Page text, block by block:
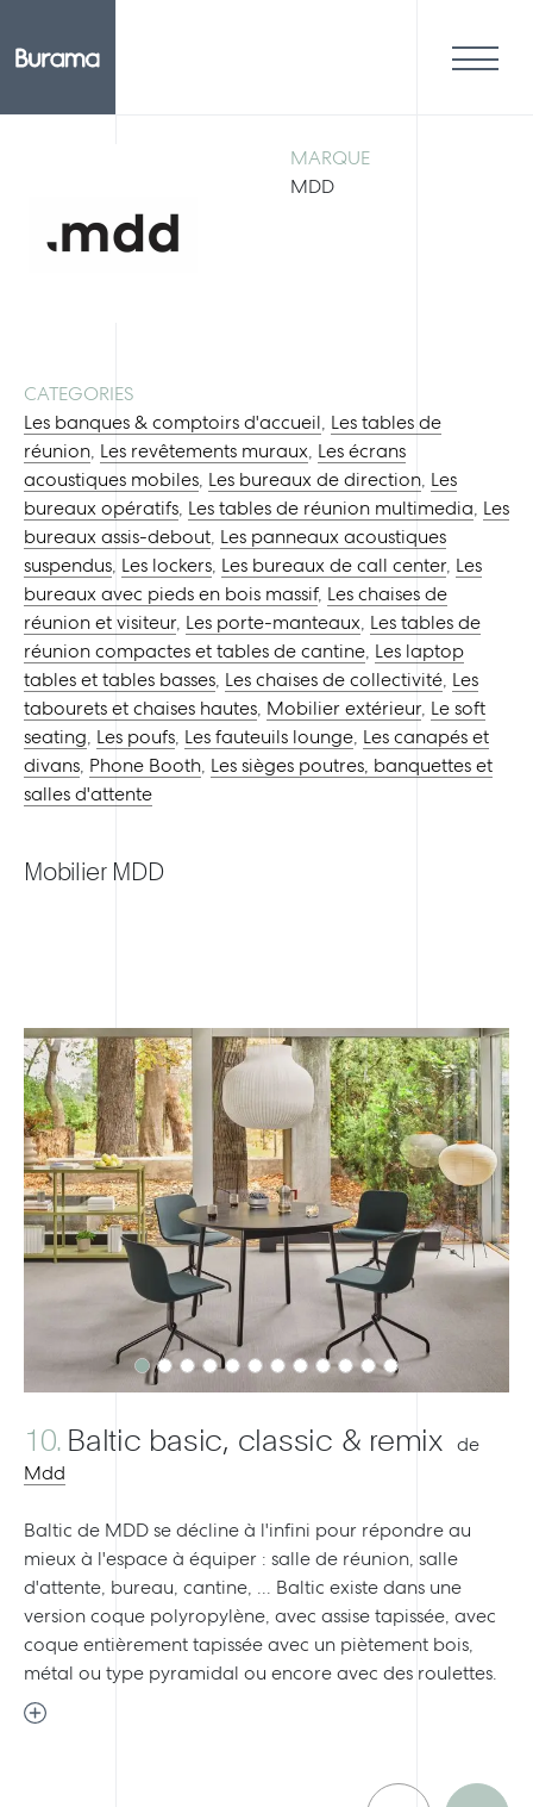
MARQUE
MDD
CATEGORIES
Les banques & comptoirs d'accueil, Les tables de
réunion, Les revêtements muraux, Les écrans
acoustiques mobiles, Les bureaux de direction, Les
bureaux opératifs, Les tables de réunion multimedia, Les
bureaux assis-debout, Les panneaux acoustiques
suspendus, Les lockers, Les bureaux de call center, Les
bureaux avec pieds en bois massif, Les chaises de
réunion et visiteur, Les porte-manteaux, Les tables de
réunion compactes et tables de cantine, Les laptop
tables et tables basses, Les chaises de collectivité, Les
tabourets et chaises hautes, Mobilier extérieur, Le soft
seating, Les poufs, Les fauteuils lounge, Les canapés et
divans, Phone Booth, Les sièges poutres, banquettes et
salles d'attente
Mobilier MDD
Previous Next
10. Baltic basic, classic & remix de
Mdd
Baltic de MDD se décline à l'infini pour répondre au
mieux à l'espace à équiper : salle de réunion, salle
d'attente, bureau, cantine, ... Baltic existe dans une
version coque polyropylène, avec assise tapissée, avec
coque entièrement tapissée avec un piètement bois,
métal ou type pyramidal ou encore avec des roulettes.